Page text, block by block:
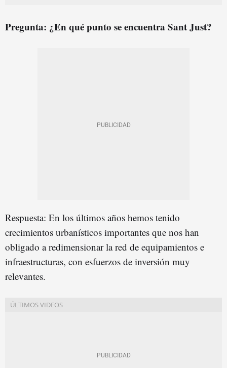
Pregunta: ¿En qué punto se encuentra Sant Just?
Respuesta: En los últimos años hemos tenido
crecimientos urbanísticos importantes que nos han
obligado a redimensionar la red de equipamientos e
infraestructuras, con esfuerzos de inversión muy
relevantes.